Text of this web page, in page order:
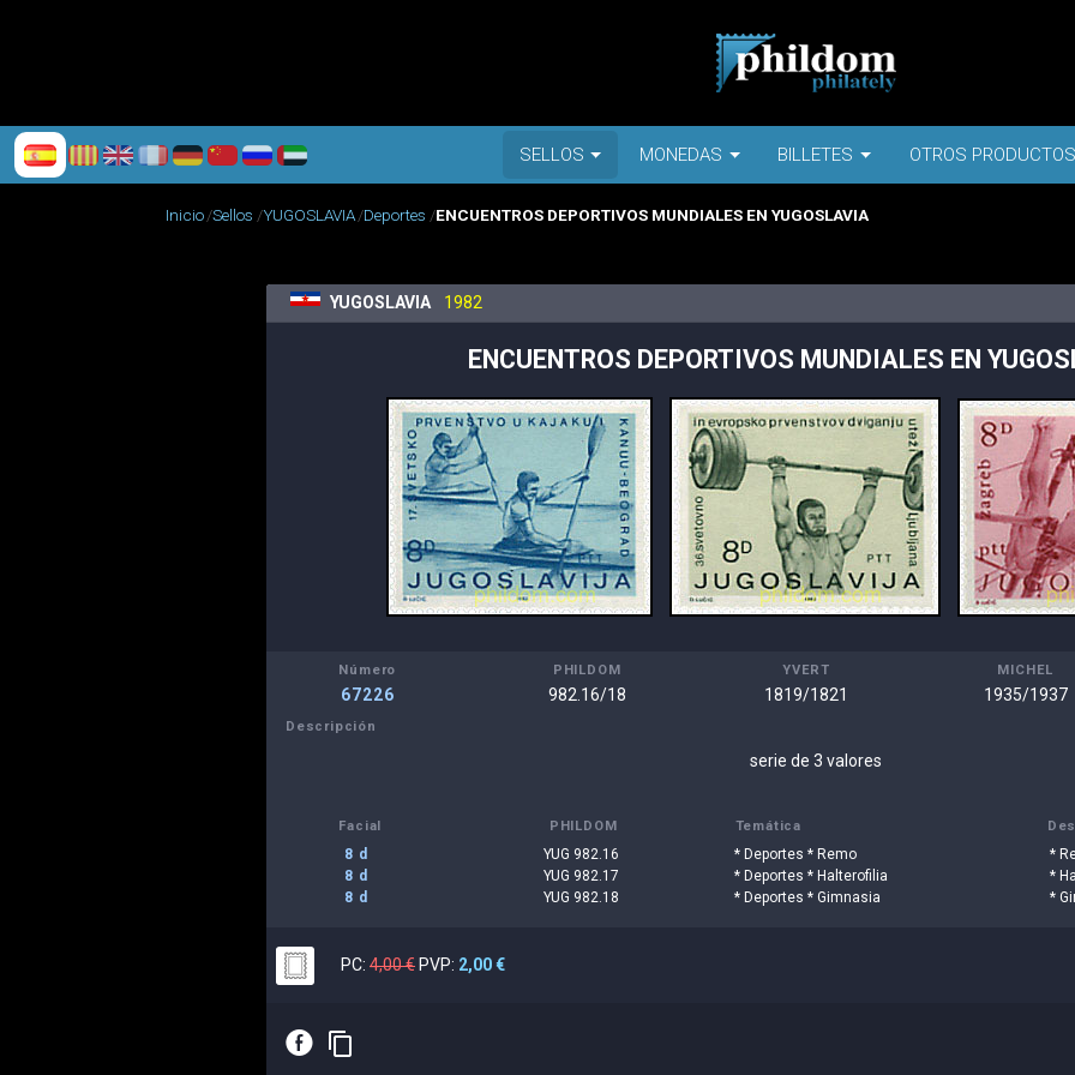
SELLOS MONEDAS BILLETES OTROS PRODUCTOS
Inicio Sellos YUGOSLAVIA Deportes ENCUENTROS DEPORTIVOS MUNDIALES EN YUGOSLAVIA
YUGOSLAVIA 1982
ENCUENTROS DEPORTIVOS MUNDIALES EN
Número
67226
PHILDOM
982.16/18
YVERT
1819/1821
MICHEL
1935/1937
Descripción
serie de 3 valores
Facial PHILDOM Temática
8 d YUG 982.16 * Deportes * Remo
*
8 d
YUG 982.17 * Deportes * Halterofilia
*
8 d
YUG 982.18 * Deportes * Gimnasia *
PC: 4,00 €PVP: 2,00 €
E content_copy